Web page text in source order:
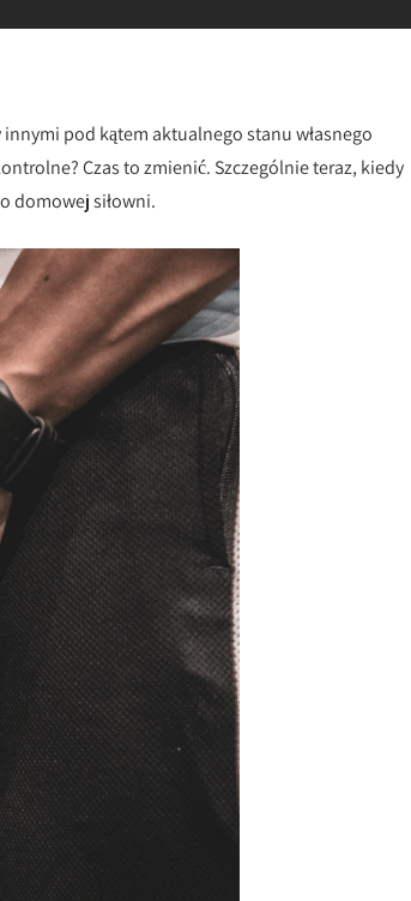
pod kątem aktualnego stanu własnego
Czas to zmienić. Szczególnie teraz, kiedy
domowej siłowni.